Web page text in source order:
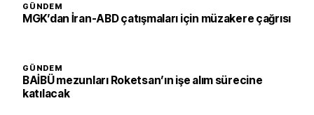
GÜNDEM
MGK’dan İran-ABD çatışmaları için müzakere çağrısı
GÜNDEM
BAİBÜ mezunları Roketsan’ın işe alım sürecine
katılacak